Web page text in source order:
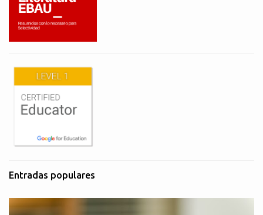
Entradas populares